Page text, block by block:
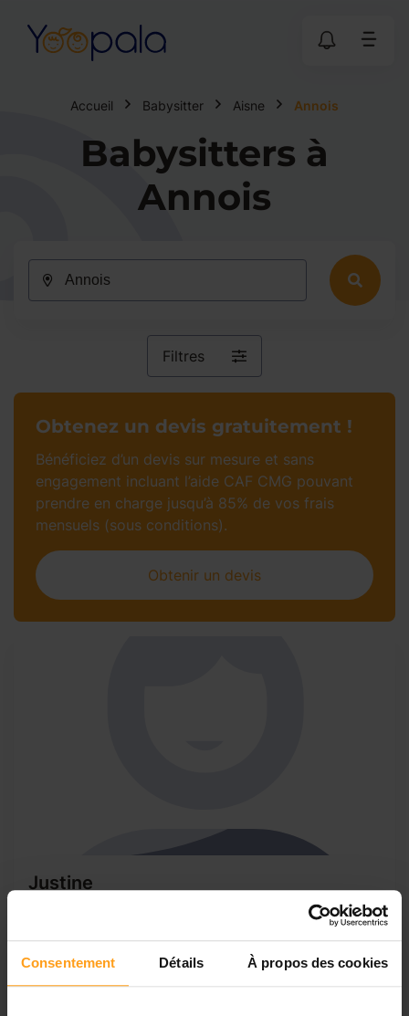
Consentement Détails À propos des cookies
Accueil Babysitter Aisne Annois
Babysitters à
Annois
Filtres
Justine
et 15ans, connaissance de l’handicap enfant ( trouble
autistique, retard mental ) je m’adapte en fonction de la
famille et de l’enfant. Je suis très calme et très à l’écoute
Obtenez un devis gratuitement !
Bénéficiez d’un devis sur mesure et sans
engagement incluant l’aide CAF CMG pouvant
prendre en charge jusqu’à 85% de vos frais
mensuels (sous conditions).
Obtenir un devis